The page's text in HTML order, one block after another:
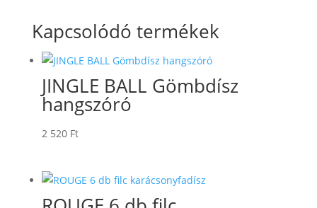
Kapcsolódó termékek
JINGLE BALL Gömbdísz
hangszóró
2 520 Ft